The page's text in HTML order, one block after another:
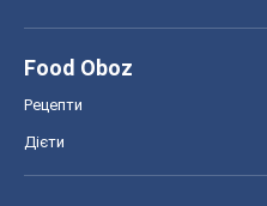
Food Oboz
Рецепти
Дієти